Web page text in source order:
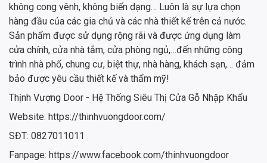
không cong vênh, không biến dạng… Luôn là sự lựa chọn
hàng đầu của các gia chủ và các nhà thiết kế trên cả nước.
Sản phẩm được sử dụng rộng rãi và được ứng dụng làm
cửa chính, cửa nhà tắm, cửa phòng ngủ,…đến những công
trình nhà phố, chung cư, biệt thự, nhà hàng, khách sạn,… đảm
bảo được yêu cầu thiết kế và thẩm mỹ!
Thịnh Vượng Door - Hệ Thống Siêu Thị Cửa Gỗ Nhập Khẩu
Website: https://thinhvuongdoor.com/
SĐT: 0827011011
Fanpage: https://www.facebook.com/thinhvuongdoor